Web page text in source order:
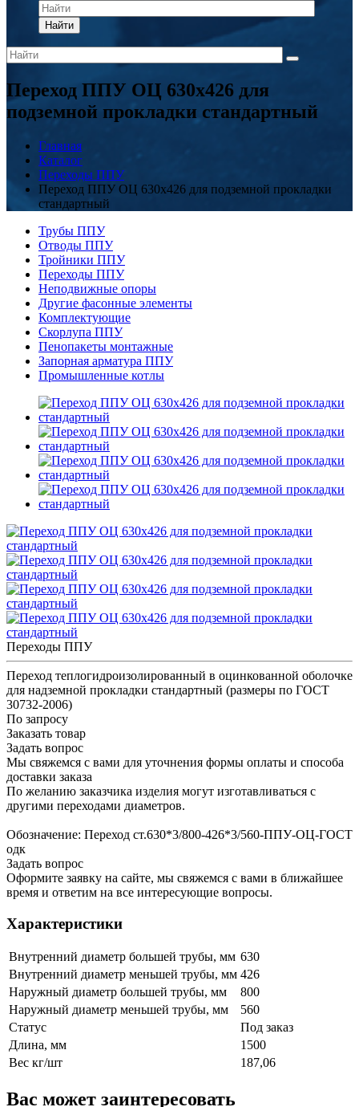
Найти
Переход ППУ ОЦ 630x426 для
подземной прокладки стандартный
Главная
Каталог
Переходы ППУ
Переход ППУ ОЦ 630x426 для подземной прокладки
стандартный
Трубы ППУ
Отводы ППУ
Тройники ППУ
Переходы ППУ
Неподвижные опоры
Другие фасонные элементы
Комплектующие
Скорлупа ППУ
Пенопакеты монтажные
Запорная арматура ППУ
Промышленные котлы
Переходы ППУ
Переход теплогидроизолированный в оцинкованной оболочке
для надземной прокладки стандартный (размеры по ГОСТ
30732-2006)
По запросу
Заказать товар
Задать вопрос
Мы свяжемся с вами для уточнения формы оплаты и способа
доставки заказа
По желанию заказчика изделия могут изготавливаться с
другими переходами диаметров.
Обозначение: Переход ст.630*3/800-426*3/560-ППУ-ОЦ-ГОСТ
одк
Задать вопрос
Оформите заявку на сайте, мы свяжемся с вами в ближайшее
время и ответим на все интересующие вопросы.
Характеристики
Внутренний диаметр большей трубы, мм 630
Внутренний диаметр меньшей трубы, мм 426
Наружный диаметр большей трубы, мм
800
Наружный диаметр меньшей трубы, мм
560
Статус
Под заказ
Длина, мм
1500
Вес кг/шт
187,06
Вас может заинтересовать